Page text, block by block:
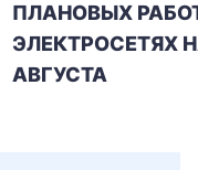
ПЛАНОВЫХ
ЭЛЕКТРОСЕТЯХ
АВГУСТА